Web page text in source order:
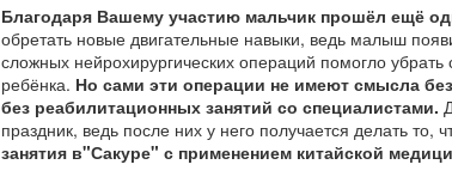
Благодаря Вашему участию мальчик прошёл ещё
обретать новые двигательные навыки, ведь малыш
сложных нейрохирургических операций помогло
ребёнка. Но сами эти операции не имеют смысла
без реабилитационных занятий со специалистами.
праздник, ведь после них у него получается делать
занятия в"Сакуре" с применением китайской